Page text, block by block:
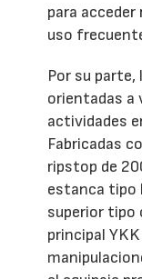
para
uso
Por su
orientadas a
actividades
Fabricadas
ripstop de
estanca tipo
superior tipo
principal